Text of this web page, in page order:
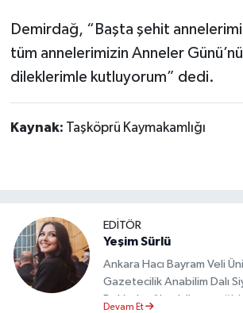
Demirdağ, “Başta şehit
tüm annelerimizin Anneler
dileklerimle kutluyorum” dedi.
Kaynak: Taşköprü Kaymakamlığı
EDİTÖR
Yeşim Sürlü
Ankara Hacı Bayram Veli
Gazetecilik Anabilim Dalı
Dalı’nda yüksek lisans
Devam Et